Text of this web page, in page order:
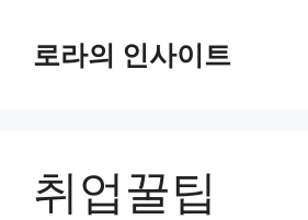
로라의 인사이트
취업꿀팁